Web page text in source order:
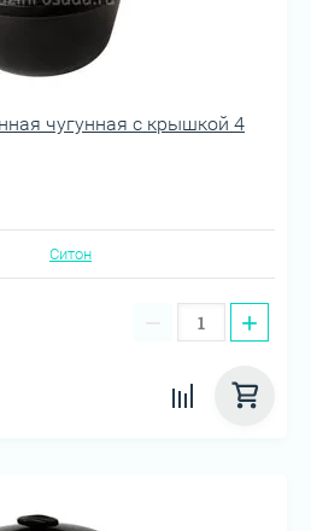
чугунная с крышкой 4
Ситон
− +